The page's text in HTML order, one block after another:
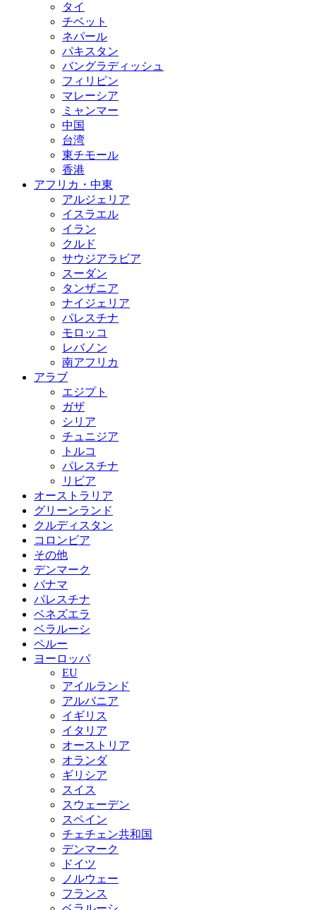
タイ
チベット
ネパール
パキスタン
バングラディッシュ
フィリピン
マレーシア
ミャンマー
中国
台湾
東チモール
香港
アフリカ・中東
アルジェリア
イスラエル
イラン
クルド
サウジアラビア
スーダン
タンザニア
ナイジェリア
パレスチナ
モロッコ
レバノン
南アフリカ
アラブ
エジプト
ガザ
シリア
チュニジア
トルコ
パレスチナ
リビア
オーストラリア
グリーンランド
クルディスタン
コロンビア
その他
デンマーク
パナマ
パレスチナ
ベネズエラ
ベラルーシ
ペルー
ヨーロッパ
EU
アイルランド
アルバニア
イギリス
イタリア
オーストリア
オランダ
ギリシア
スイス
スウェーデン
スペイン
チェチェン共和国
デンマーク
ドイツ
ノルウェー
フランス